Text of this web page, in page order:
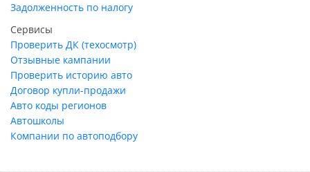
Задолженность по налогу
Сервисы
Проверить ДК (техосмотр)
Отзывные кампании
Проверить историю авто
Договор купли-продажи
Авто коды регионов
Автошколы
Компании по автоподбору